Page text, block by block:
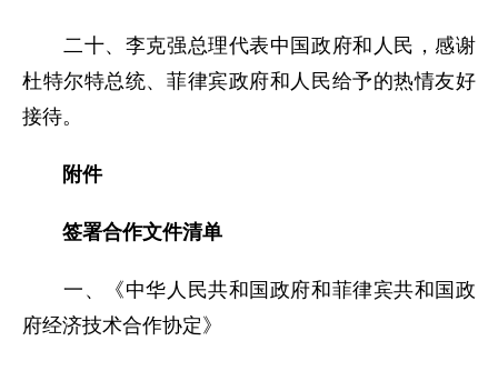
二十、李克强总理代表中国政府和人民，感谢
杜特尔特总统、菲律宾政府和人民给予的热情友好
接待。
附件
签署合作文件清单
一、《中华人民共和国政府和菲律宾共和国政
府经济技术合作协定》